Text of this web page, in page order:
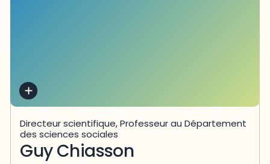
Directeur scientifique, Professeur au Département
des sciences sociales
Guy Chiasson